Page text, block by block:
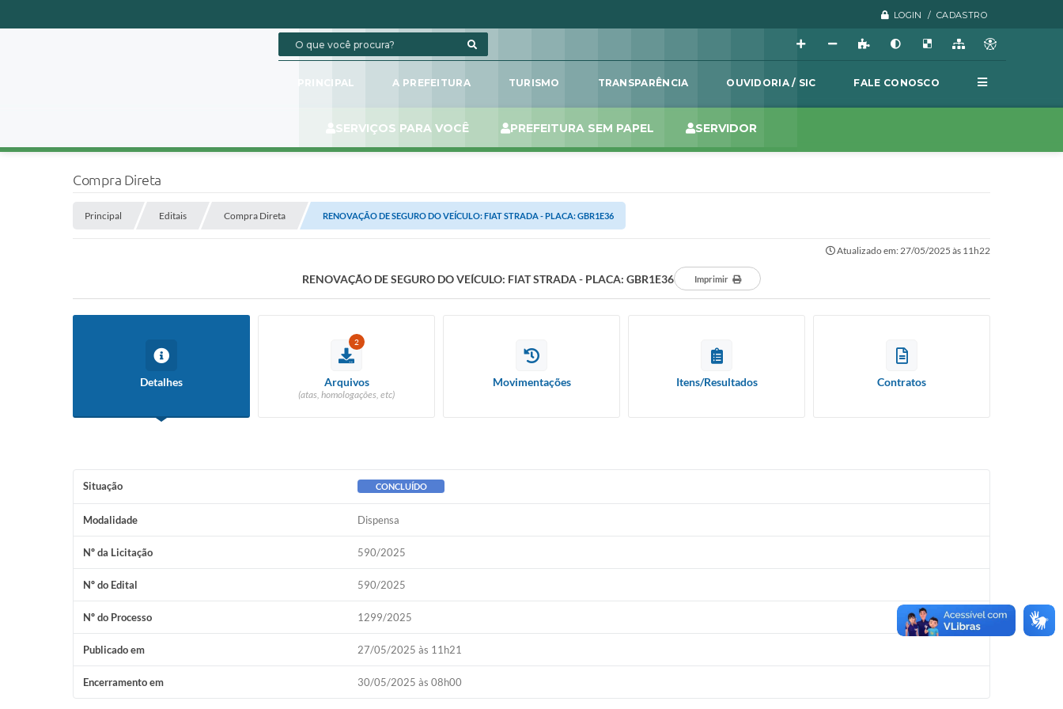
LOGIN / CADASTRO
PRINCIPAL A PREFEITURA TURISMO TRANSPARÊNCIA OUVIDORIA / SIC FALE CONOSCO
SERVIÇOS PARA VOCÊ PREFEITURA SEM PAPEL SERVIDOR
Compra Direta
Principal Editais Compra Direta RENOVAÇÃO DE SEGURO DO VEÍCULO: FIAT STRADA - PLACA: GBR1E36
Atualizado em: 27/05/2025 às 11h22
RENOVAÇÃO DE SEGURO DO VEÍCULO: FIAT STRADA - PLACA: GBR1E36 Imprimir
Detalhes
2
Arquivos
(atas, homologações, etc)
Movimentações Itens/Resultados Contratos
Situação CONCLUÍDO
Modalidade Dispensa
Nº da Licitação 590/2025
Nº do Edital 590/2025
Nº do Processo 1299/2025
Publicado em 27/05/2025 às 11h21
Encerramento em 30/05/2025 às 08h00